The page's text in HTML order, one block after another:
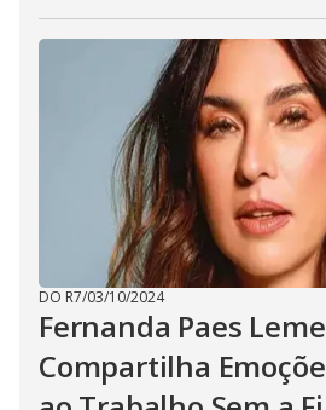
DO R7/03/10/2024
Fernanda Paes Leme
Compartilha